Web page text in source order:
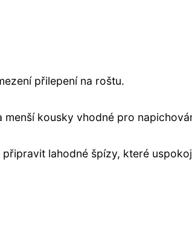
přilepení na roštu.
kousky vhodné pro
lahodné špízy, které